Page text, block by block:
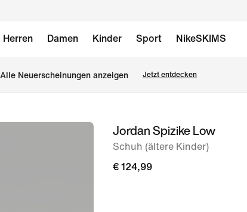
Herren Damen Kinder Sport NikeSKIMS
Alle Neuerscheinungen anzeigen Jetzt entdecken
Bild 1Jordan Spizike Low
Schuh (ältere Kinder)
€ 124,99